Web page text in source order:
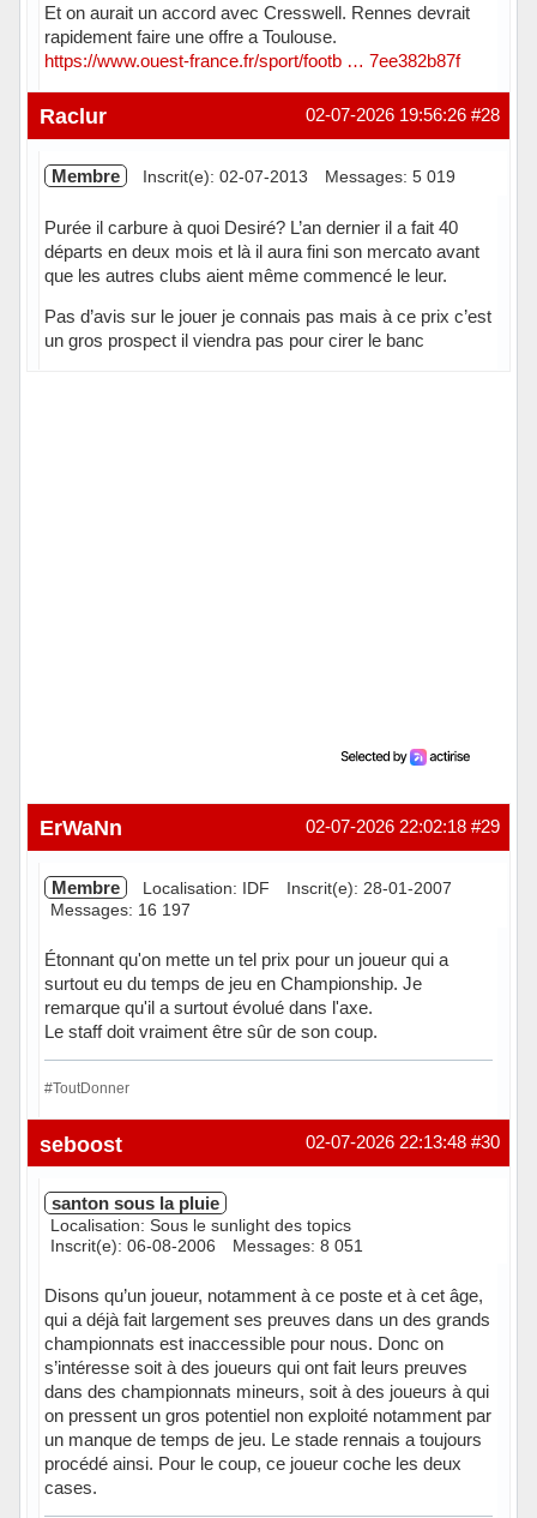
Et on aurait un accord avec Cresswell. Rennes devrait
rapidement faire une offre a Toulouse.
https://www.ouest-france.fr/sport/footb … 7ee382b87f
Hors ligne #28
02-07-2026 19:56:26
Raclur
Membre Inscrit(e): 02-07-2013 Messages: 5 019
Purée il carbure à quoi Desiré? L’an dernier il a fait 40
départs en deux mois et là il aura fini son mercato avant
que les autres clubs aient même commencé le leur.
Pas d’avis sur le jouer je connais pas mais à ce prix c’est
un gros prospect il viendra pas pour cirer le banc
#29
02-07-2026 22:02:18
ErWaNn
Membre Localisation: IDF
Inscrit(e): 28-01-2007
Messages: 16 197
Étonnant qu'on mette un tel prix pour un joueur qui a
surtout eu du temps de jeu en Championship. Je
remarque qu'il a surtout évolué dans l'axe.
Le staff doit vraiment être sûr de son coup.
#ToutDonner
Hors ligne #30
02-07-2026 22:13:48
seboost
santon sous la pluie
Localisation: Sous le sunlight des topics
Inscrit(e): 06-08-2006
Messages: 8 051
Disons qu’un joueur, notamment à ce poste et à cet âge,
qui a déjà fait largement ses preuves dans un des grands
championnats est inaccessible pour nous. Donc on
s’intéresse soit à des joueurs qui ont fait leurs preuves
dans des championnats mineurs, soit à des joueurs à qui
on pressent un gros potentiel non exploité notamment par
un manque de temps de jeu. Le stade rennais a toujours
procédé ainsi. Pour le coup, ce joueur coche les deux
cases.